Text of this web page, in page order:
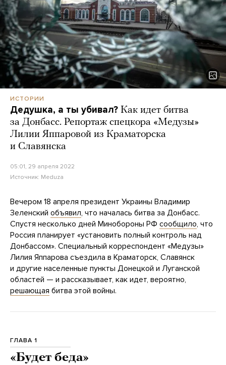
ИСТОРИИ
Дедушка, а ты убивал? Как идет битва
за Донбасс. Репортаж спецкора «Медузы»
Лилии Яппаровой из Краматорска
и Славянска
05:01, 29 апреля 2022
Источник: Meduza
Вечером 18 апреля президент Украины Владимир
Зеленский объявил, что началась битва за Донбасс.
Спустя несколько дней Минобороны РФ сообщило, что
Россия планирует «установить полный контроль над
Донбассом». Специальный корреспондент «Медузы»
Лилия Яппарова съездила в Краматорск, Славянск
и другие населенные пункты Донецкой и Луганской
областей — и рассказывает, как идет, вероятно,
решающая битва этой войны.
ГЛАВА 1
«Будет беда»